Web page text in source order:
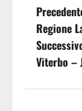
N
a
v
Regione
Viterbo –